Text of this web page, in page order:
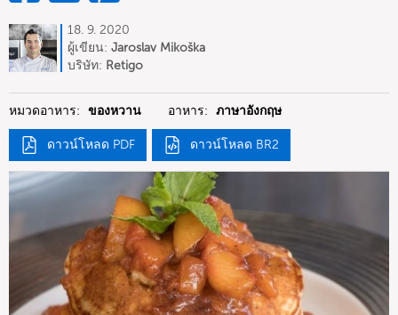
18. 9. 2020
ผู้เขียน: Jaroslav Mikoška
บริษัท: Retigo
หมวดอาหาร: ของหวาน อาหาร: ภาษาอังกฤษ
ดาวน์โหลด PDF ดาวน์โหลด BR2